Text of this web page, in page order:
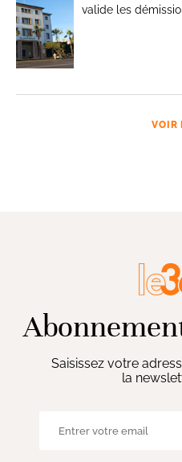
valide les
VOIR
Saisissez votre
la